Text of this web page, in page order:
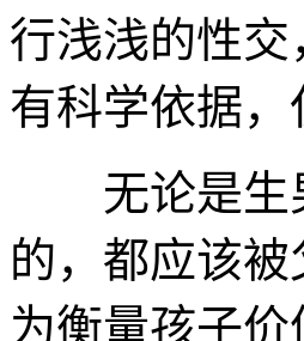
行浅浅的性
有科学依据，
无论是生男
的，都应该
为衡量孩子